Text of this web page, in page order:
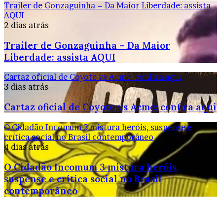
Trailer de Gonzaguinha – Da Maior Liberdade: assista
AQUI
2 dias atrás
Trailer de Gonzaguinha – Da Maior
Liberdade: assista AQUI
Cartaz oficial de Coyote vs Acme: confira aqui
3 dias atrás
Cartaz oficial de Coyote vs Acme: confira aqui
O Cidadão Incomum 3 mistura heróis, suspense e
crítica social no Brasil contemporâneo
4 dias atrás
O Cidadão Incomum 3 mistura heróis,
suspense e crítica social no Brasil
contemporâneo